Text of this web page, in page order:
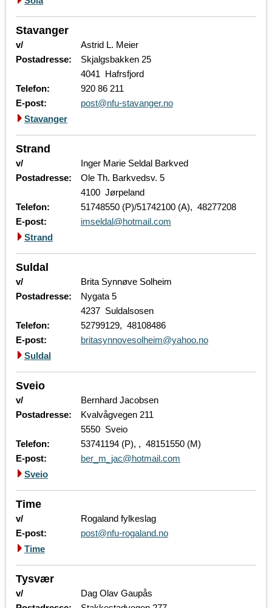
Stavanger
v/
Astrid L. Meier
Postadresse:
Skjalgsbakken 25
4041 Hafrsfjord
Telefon:
920 86 211
E-post:
post@nfu-stavanger.no
Stavanger
Strand
v/
Inger Marie Seldal Barkved
Postadresse:
Ole Th. Barkvedsv. 5
4100 Jørpeland
Telefon:
51748550 (P)/51742100 (A), 48277208
E-post:
imseldal@hotmail.com
Strand
Suldal
v/
Brita Synnøve Solheim
Postadresse:
Nygata 5
4237 Suldalsosen
Telefon:
52799129, 48108486
E-post:
britasynnovesolheim@yahoo.no
Suldal
Sveio
v/
Bernhard Jacobsen
Postadresse:
Kvalvågvegen 211
5550 Sveio
Telefon:
53741194 (P), , 48151550 (M)
E-post:
ber_m_jac@hotmail.com
Sveio
Time
v/
Rogaland fylkeslag
E-post:
post@nfu-rogaland.no
Time
Tysvær
v/
Dag Olav Gaupås